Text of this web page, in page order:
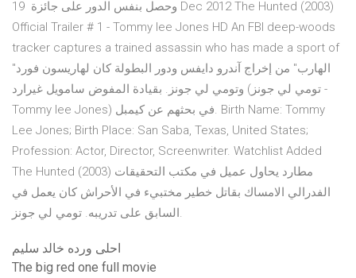
وحصل بنفس الدور على جائزة 19 Dec 2012 The Hunted (2003)
Official Trailer # 1 - Tommy lee Jones HD An FBI deep-woods
tracker captures a trained assassin who has made a sport of
"الهارب" من إخراج آندرو دايفس ودور البطولة كان لهاريسون فورد
وتومي لي جونز. بقيادة المفوض سامويل غيرارد (تومي لي جونز -
Tommy lee Jones) في بحثهم عن كيمبل. Birth Name: Tommy
Lee Jones; Birth Place: San Saba, Texas, United States;
Profession: Actor, Director, Screenwriter. Watchlist Added
The Hunted (2003) مطارد يحاول عميل في مكتب التحقيقات
الفدرالي الامساك بقاتل خطير مختبيء في اﻷحراش كان يعمل في
السابق على تدريبه. تومي لي جونز.
احلى ورده خالد سليم
The big red one full movie